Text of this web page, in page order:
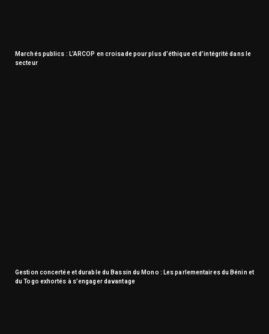
Marchés publics : L’ARCOP en croisade pour plus d’éthique et d’intégrité dans le
secteur
Gestion concertée et durable du Bassin du Mono : Les parlementaires du Bénin et
du Togo exhortés à s’engager davantage